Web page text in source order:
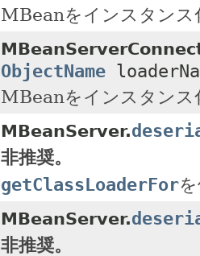
MBeanをインスタンス
ObjectName
MBeanをインスタンス
MBeanServer.
非推奨。
getClassLoaderFor
MBeanServer.
非推奨。